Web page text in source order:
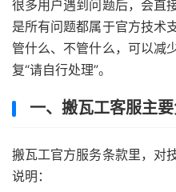
很多用户遇到问题后，会直
是所有问题都属于官方技术
管什么、不管什么，可以减
复“请自行处理”。
一、搬瓦工客服主
搬瓦工官方服务条款里，对
说明：